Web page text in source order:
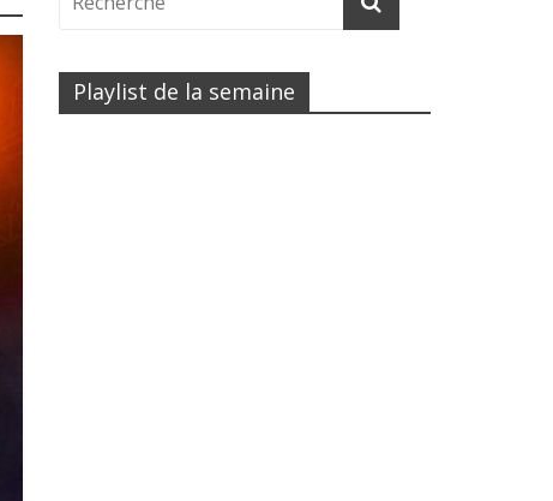
Playlist de la semaine